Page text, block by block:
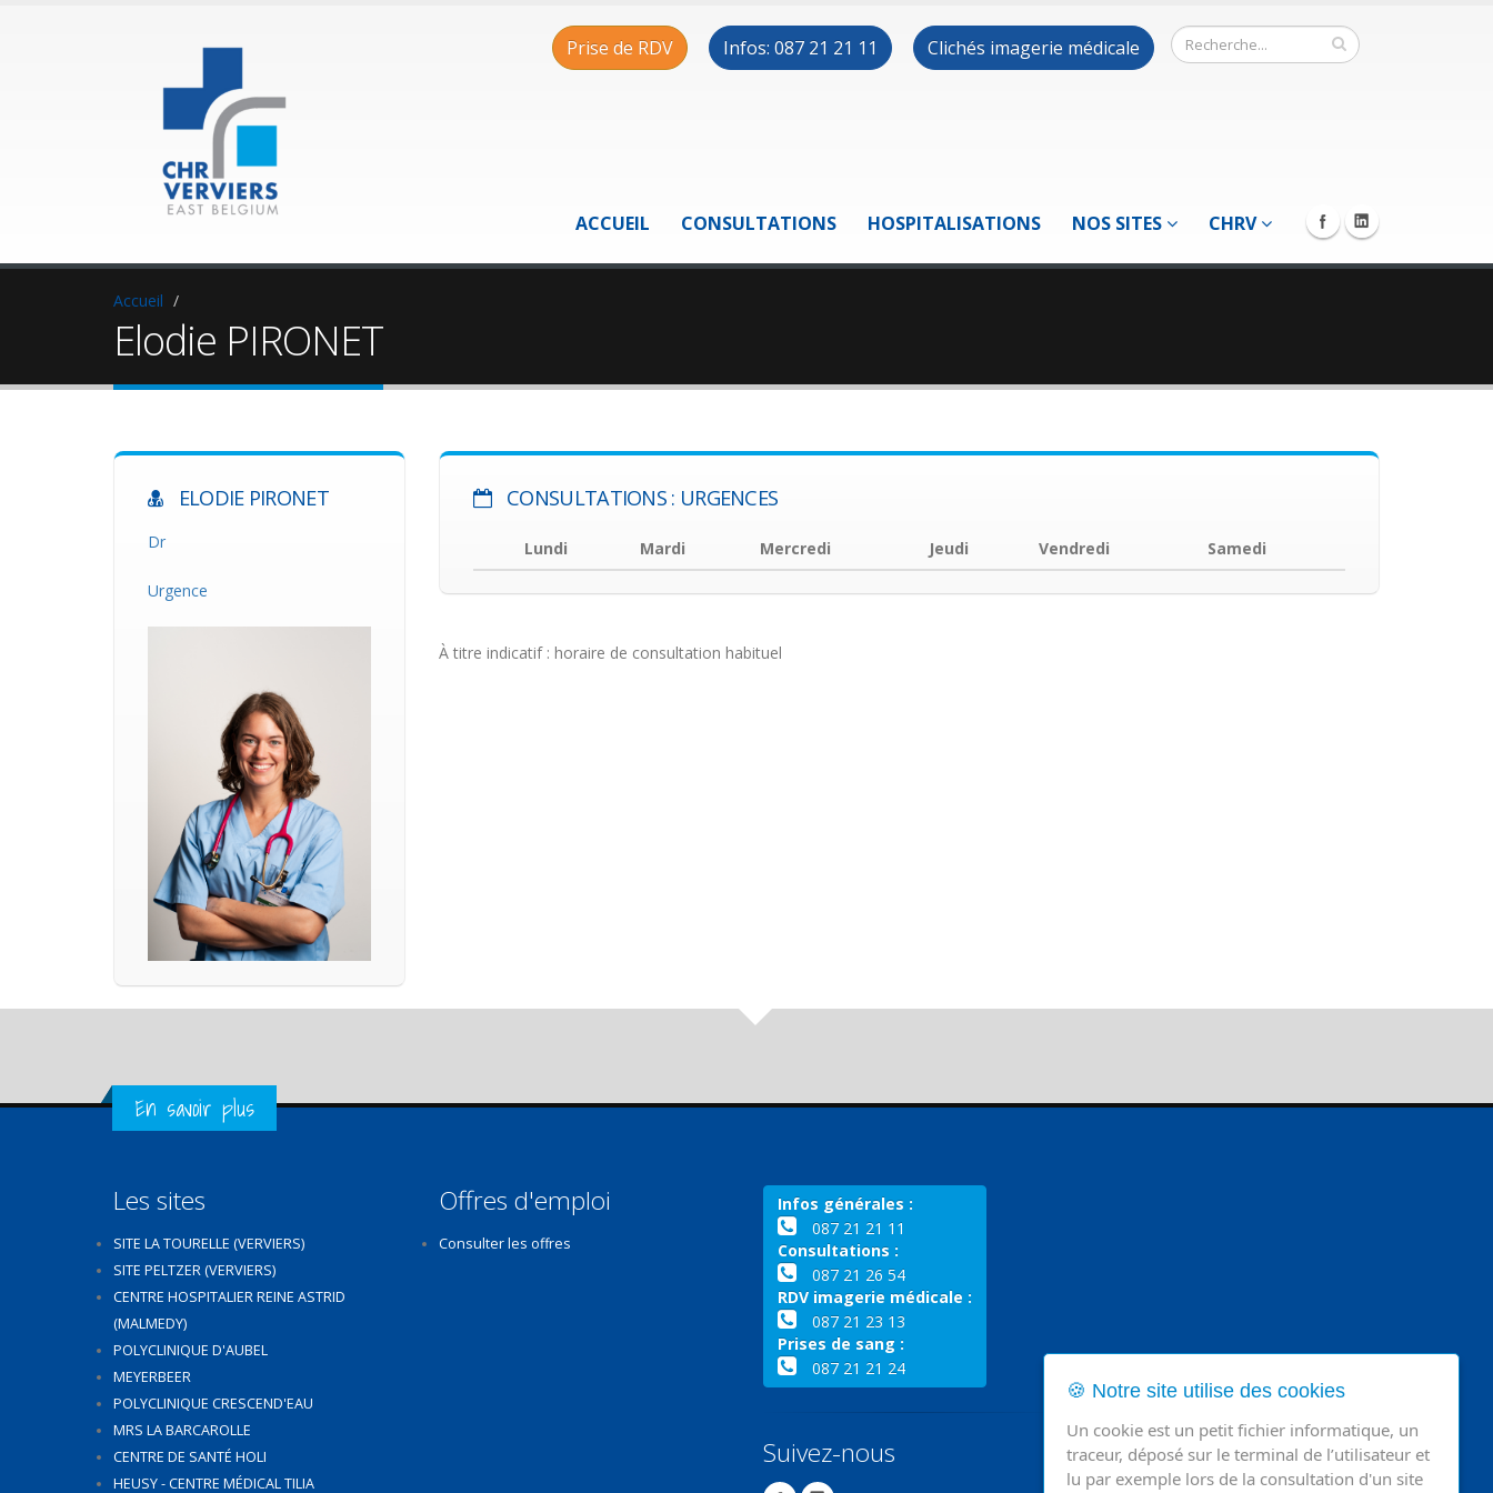
Prise de RDV Infos: 087 21 21 11 Clichés imagerie médicale
ACCUEIL CONSULTATIONS HOSPITALISATIONS NOS SITES CHRV
Accueil
Elodie PIRONET
ELODIE PIRONET
Dr
Urgence
CONSULTATIONS : URGENCES
Lundi Mardi Mercredi Jeudi Vendredi Samedi
À titre indicatif : horaire de consultation habituel
Get in Touch
En savoir plus
Les sites
SITE LA TOURELLE (VERVIERS)
SITE PELTZER (VERVIERS)
CENTRE HOSPITALIER REINE ASTRID
(MALMEDY)
POLYCLINIQUE D'AUBEL
MEYERBEER
POLYCLINIQUE CRESCEND'EAU
MRS LA BARCAROLLE
CENTRE DE SANTÉ HOLI
HEUSY - CENTRE MÉDICAL TILIA
Offres d'emploi
Consulter les offres
Infos générales :
087 21 21 11
Consultations :
087 21 26 54
RDV imagerie médicale :
087 21 23 13
Prises de sang :
087 21 21 24
Suivez-nous
🍪 Notre site utilise des cookies
Un cookie est un petit fichier informatique, un
traceur, déposé sur le terminal de l’utilisateur et
lu par exemple lors de la consultation d'un site